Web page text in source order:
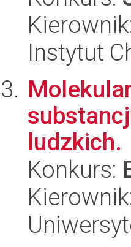
Instytut
ludzkich.
Konkurs: